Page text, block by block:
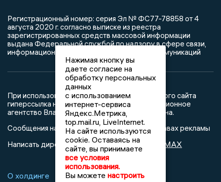
Регистрационный номер: серия Эл № ФС77-78858 от 4
августа 2020 г. согласно выписке из реестра
зарегистрированных средств массовой информации
выдана Федеральной службой по надзору в сфере связи,
информационных технологий и массовых коммуникаций
При использовании любого материала с данного сайта
гиперссылка на Сетевое издание «Информационное
агентство Владимирские новости» обязательна.
Сообщения на сером фоне размещены на правах рекламы
Написать директору в телеграм@mazov MAX
О холдинге Вакансии
Реклама
Нажимая кнопку вы
даете согласие на
обработку персональных
данных
с использованием
интернет-сервиса
Яндекс.Метрика,
top.mail.ru, LiveInternet.
На сайте используются
cookie. Оставаясь на
сайте, вы принимаете
все условия
использования.
Вы можете настроить